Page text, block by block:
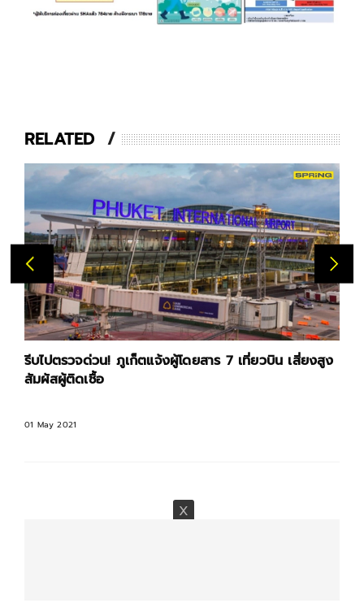
RELATED
รีบไปตรวจด่วน! ภูเก็ตแจ้งผู้โดยสาร 7 เที่ยวบิน เสี่ยงสูง
สัมผัสผู้ติดเชื้อ
01 May 2021